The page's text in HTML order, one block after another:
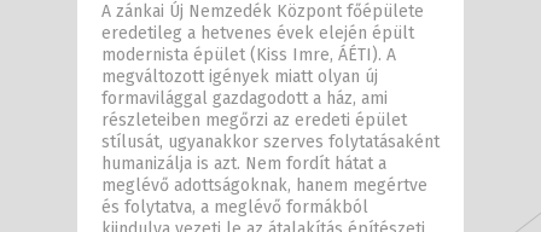
A zánkai Új Nemzedék Központ főépülete
eredetileg a hetvenes évek elején épült
modernista épület (Kiss Imre, ÁÉTI). A
megváltozott igények miatt olyan új
formavilággal gazdagodott a ház, ami
részleteiben megőrzi az eredeti épület
stílusát, ugyanakkor szerves folytatásaként
humanizálja is azt. Nem fordít hátat a
meglévő adottságoknak, hanem megértve
és folytatva, a meglévő formákból